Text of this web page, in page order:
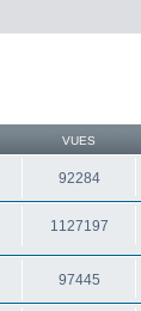
VUES
92284
1127197
97445